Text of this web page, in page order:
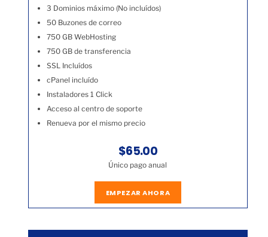
3 Dominios máximo (No incluídos)
50 Buzones de correo
750 GB WebHosting
750 GB de transferencia
SSL Incluídos
cPanel incluído
Instaladores 1 Click
Acceso al centro de soporte
Renueva por el mismo precio
$65.00
Único pago anual
EMPEZAR AHORA